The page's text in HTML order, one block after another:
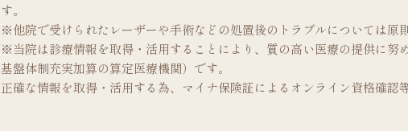
す。
※他院で受けられたレーザーや手術などの処置後のトラブルについては原
※当院は診療情報を取得・活用することにより、質の高い医療の提供に努
基盤体制充実加算の算定医療機関）です。
正確な情報を取得・活用する為、マイナ保険証によるオンライン資格確認